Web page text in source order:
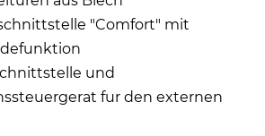
"Comfort" mit
und
fur den externen